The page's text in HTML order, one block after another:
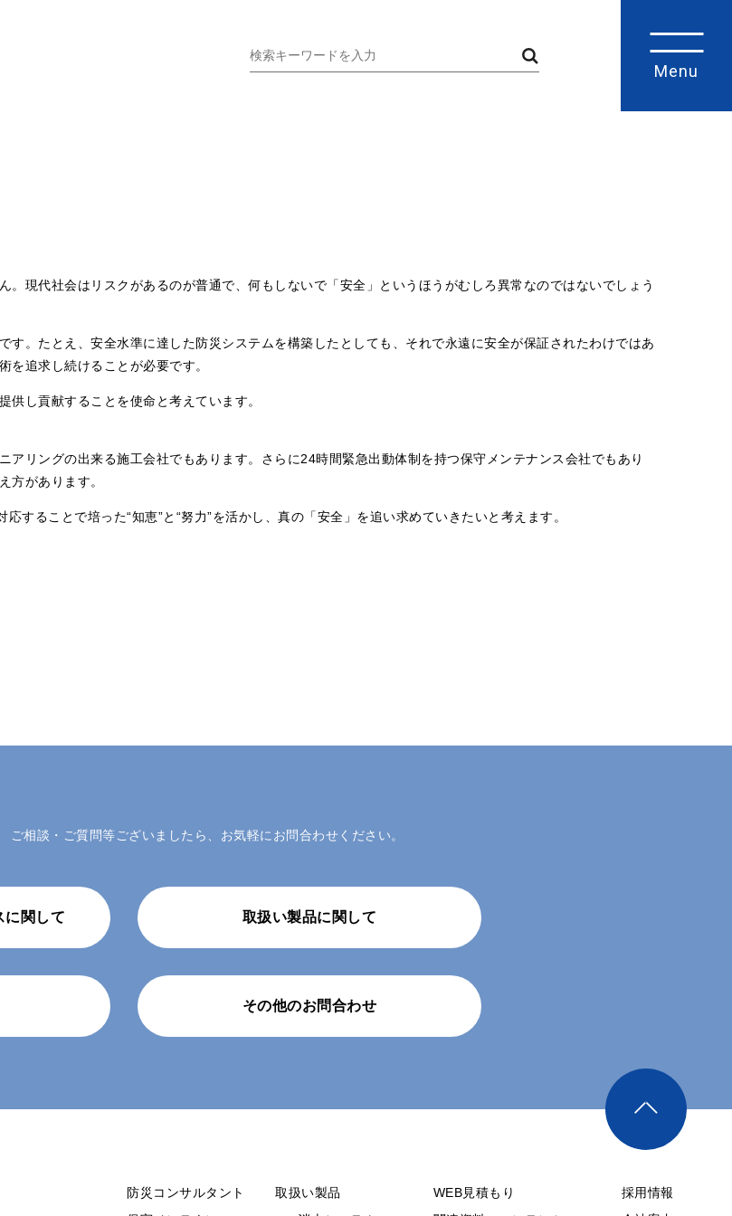
Menu
。現代社会はリスクがあるのが普通で、何もしないで「安全」というほうがむしろ異常なのではないでしょう
す。たとえ、安全水準に達した防災システムを構築したとしても、それで永遠に安全が保証されたわけではあ
を追求し続けることが必要です。
し貢献することを使命と考えています。
リングの出来る施工会社でもあります。さらに24時間緊急出動体制を持つ保守メンテナンス会社でもあり
方があります。
することで培った“知恵”と“努力”を活かし、真の「安全」を追い求めていきたいと考えます。
ご相談・ご質問等ございましたら、お気軽にお問合わせください。
に関して 取扱い製品に関して
その他のお問合わせ
防災コンサルタント
取扱い製品
WEB見積もり
採用情報